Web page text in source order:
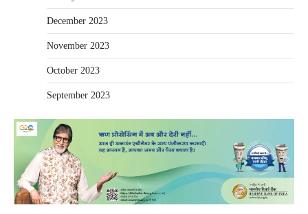
December 2023
November 2023
October 2023
September 2023